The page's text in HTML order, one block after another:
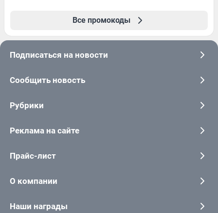
Все промокоды
Подписаться на новости
Сообщить новость
Рубрики
Реклама на сайте
Прайс-лист
О компании
Наши награды